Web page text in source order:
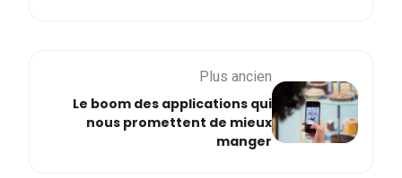
Plus ancien
Le boom des applications qui
nous promettent de mieux
manger